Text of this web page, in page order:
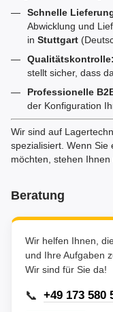
Schnelle
Abwicklung und
in Stuttgart
Qualitätskontrolle:
stellt sicher, dass
Professionelle
der Konfiguration
Wir sind auf
spezialisiert. Wenn Sie
möchten, stehen
Beratung
Wir helfen Ihnen,
und Ihre Aufgaben
Wir sind für Sie da!
📞 +49 173 580